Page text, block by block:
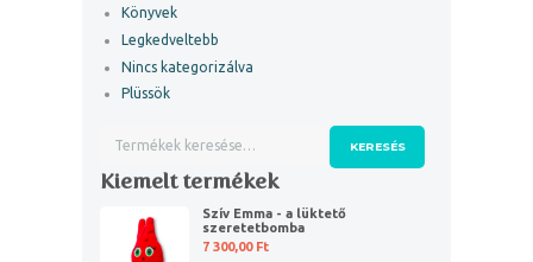
Könyvek
Legkedveltebb
Nincs kategorizálva
Plüssök
következőre:
KERESÉS
Kiemelt termékek
Szív Emma - a lüktető
szeretetbomba
7 300,00 Ft